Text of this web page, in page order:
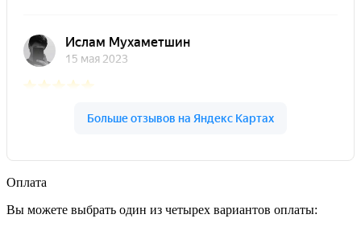
Оплата
Вы можете выбрать один из четырех вариантов оплаты: